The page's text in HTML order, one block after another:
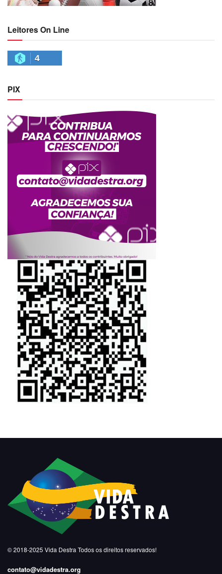
Leitores On Line
4
PIX
© 2018-2025 Vida Destra Todos os direitos reservados!
contato@vidadestra.org